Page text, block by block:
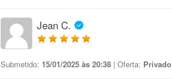
Jean C.
Submetido: 15/01/2025 às 20:38 | Oferta: Privado